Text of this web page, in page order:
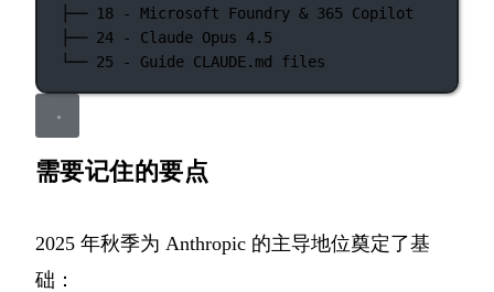
├── 18 - Microsoft Foundry & 365 Copilot
├── 24 - Claude Opus 4.5
└── 25 - Guide CLAUDE.md files
需要记住的要点
2025 年秋季为 Anthropic 的主导地位奠定了基
础：